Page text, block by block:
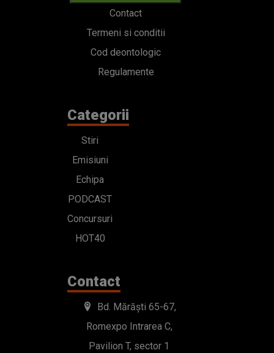
Contact
Termeni si conditii
Cod deontologic
Regulamente
Categorii
Stiri
Emisiuni
Echipa
PODCAST
Concursuri
HOT40
Contact
Bd. Mărăști 65-67,
Romexpo Intrarea C,
Pavilion T, sector 1